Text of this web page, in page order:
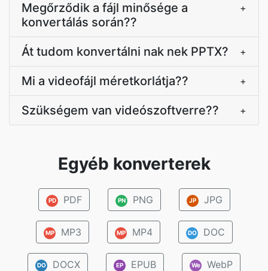
Megőrződik a fájl minősége a
konvertálás során??
+
Át tudom konvertálni nak nek PPTX? +
Mi a videofájl méretkorlátja?? +
Szükségem van videószoftverre?? +
Egyéb konverterek
PD PDF PN PNG JP JPG
MP MP3 MP MP4 DO DOC
DO DOCX EP EPUB We WebP